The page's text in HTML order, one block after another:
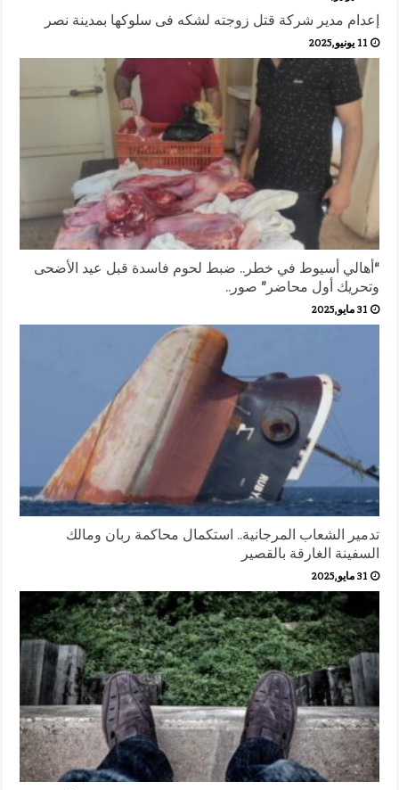
إعدام مدير شركة قتل زوجته لشكه فى سلوكها بمدينة نصر
11 يونيو,2025
“أهالي أسيوط في خطر.. ضبط لحوم فاسدة قبل عيد الأضحى
وتحريك أول محاضر” صور..
31 مايو,2025
تدمير الشعاب المرجانية.. استكمال محاكمة ربان ومالك
السفينة الغارقة بالقصير
31 مايو,2025